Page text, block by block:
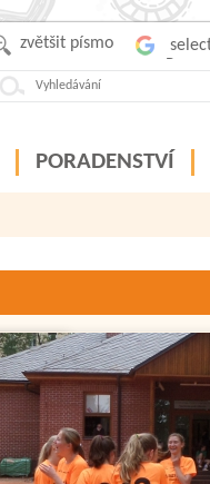
zvětšit písmo
PORADENSTVÍ